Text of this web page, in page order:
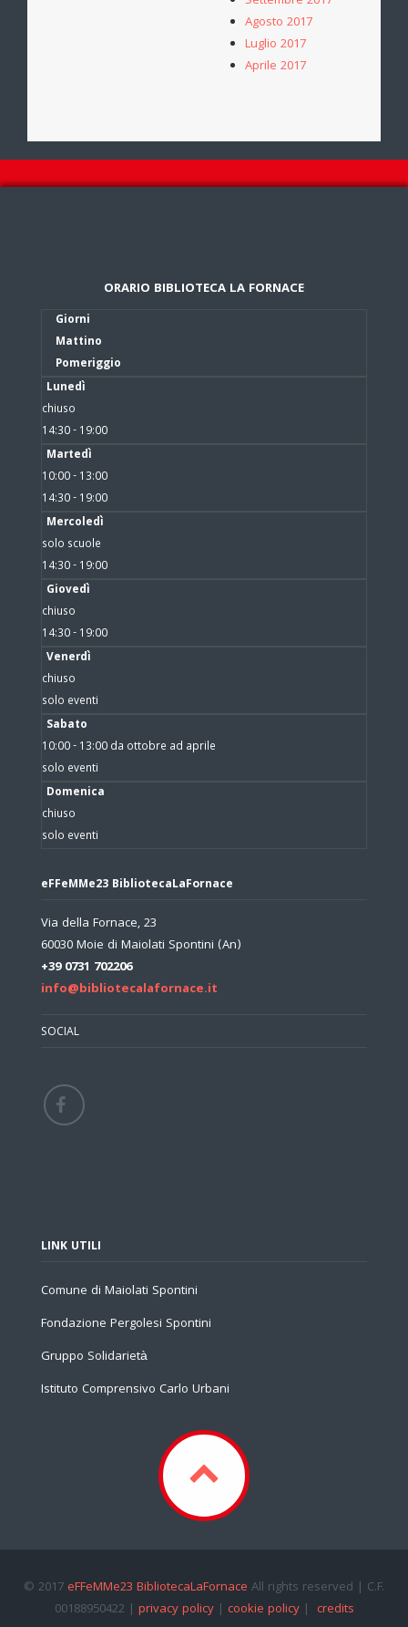
Agosto 2017
Luglio 2017
Aprile 2017
ORARIO BIBLIOTECA LA FORNACE
Giorni
Mattino
Pomeriggio
Lunedì
chiuso
14:30 - 19:00
Martedì
10:00 - 13:00
14:30 - 19:00
Mercoledì
solo scuole
14:30 - 19:00
Giovedì
chiuso
14:30 - 19:00
Venerdì
chiuso
solo eventi
Sabato
10:00 - 13:00 da ottobre ad aprile
solo eventi
Domenica
chiuso
solo eventi
eFFeMMe23 BibliotecaLaFornace
Via della Fornace, 23
60030 Moie di Maiolati Spontini (An)
+39 0731 702206
info@bibliotecalafornace.it
SOCIAL
LINK UTILI
Comune di Maiolati Spontini
Fondazione Pergolesi Spontini
Gruppo Solidarietà
Istituto Comprensivo Carlo Urbani
© 2017 eFFeMMe23 BibliotecaLaFornace All rights reserved | C.F.
00188950422 | privacy policy| cookie policy| credits